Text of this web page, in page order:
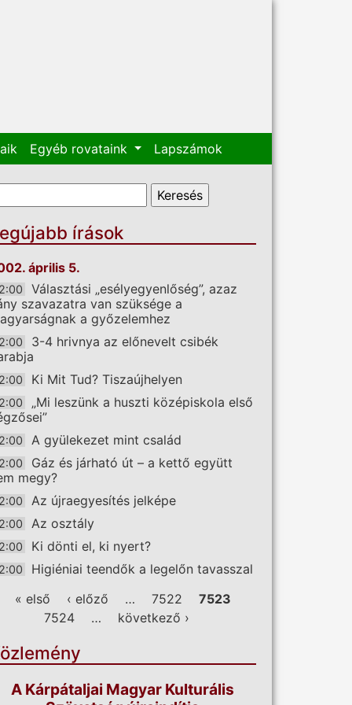
Egyéb rovataink Lapszámok
űrlap
írások
április 5.
Választási „esélyegyenlőség”, azaz
szavazatra van szüksége a
a győzelemhez
3-4 hrivnya az előnevelt csibék
Ki Mit Tud? Tiszaújhelyen
„Mi leszünk a huszti középiskola első
A gyülekezet mint család
Gáz és járható út – a kettő együtt
megy?
Az újraegyesítés jelképe
Az osztály
Ki dönti el, ki nyert?
Higiéniai teendők a legelőn tavasszal
Oldalak
« első ‹ előző … 7522
7523
7524
… következő ›
A Kárpátaljai Magyar Kulturális